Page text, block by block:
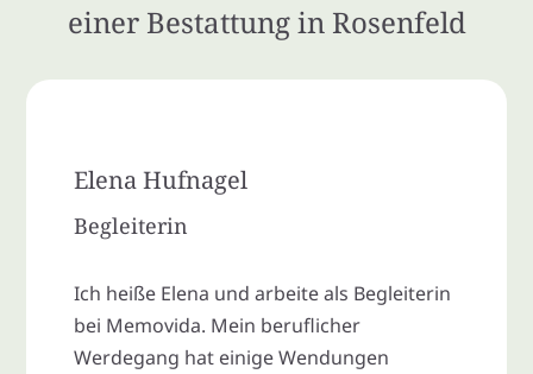
einer Bestattung in Rosenfeld
Elena Hufnagel
Begleiterin
Ich heiße Elena und arbeite als Begleiterin
bei Memovida. Mein beruflicher
Werdegang hat einige Wendungen